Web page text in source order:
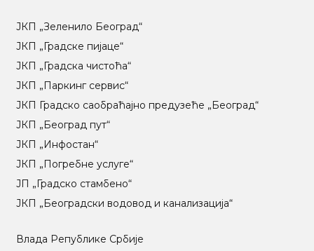
ЈКП „Зеленило Београд“
ЈКП „Градске пијаце“
ЈКП „Градска чистоћа“
ЈКП „Паркинг сервис“
ЈКП Градско саобраћајно предузеће „Београд“
ЈКП „Београд пут“
ЈКП „Инфостан“
ЈКП „Погребне услуге“
ЈП „Градско стамбено“
ЈКП „Београдски водовод и канализација“
Влада Републике Србије